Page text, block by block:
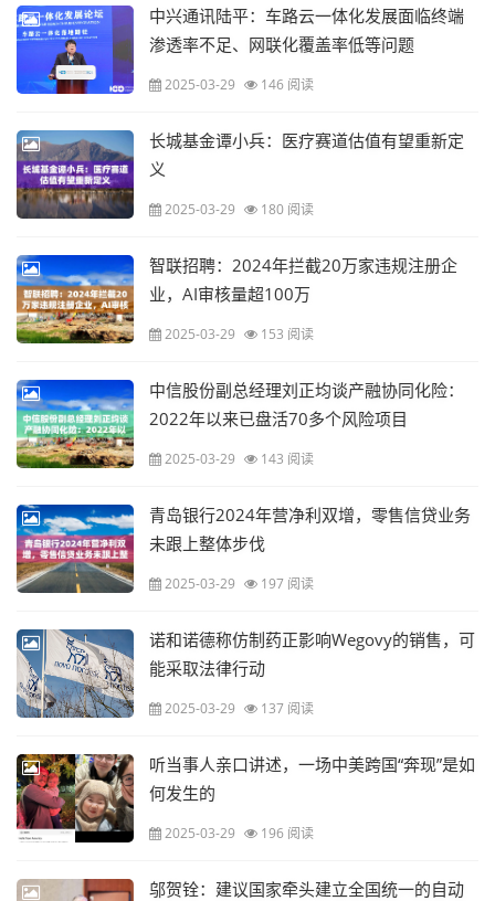
中兴通讯陆平：车路云一体化发展面临终端
渗透率不足、网联化覆盖率低等问题
2025-03-29 146 阅读
长城基金谭小兵：医疗赛道估值有望重新定
义
2025-03-29 180 阅读
智联招聘：2024年拦截20万家违规注册企
业，AI审核量超100万
2025-03-29 153 阅读
中信股份副总经理刘正均谈产融协同化险：
2022年以来已盘活70多个风险项目
2025-03-29 143 阅读
青岛银行2024年营净利双增，零售信贷业务
未跟上整体步伐
2025-03-29 197 阅读
诺和诺德称仿制药正影响Wegovy的销售，可
能采取法律行动
2025-03-29 137 阅读
听当事人亲口讲述，一场中美跨国“奔现”是如
何发生的
2025-03-29 196 阅读
邬贺铨：建议国家牵头建立全国统一的自动